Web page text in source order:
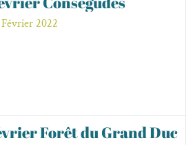
Février 2022
Forêt du Grand Duc